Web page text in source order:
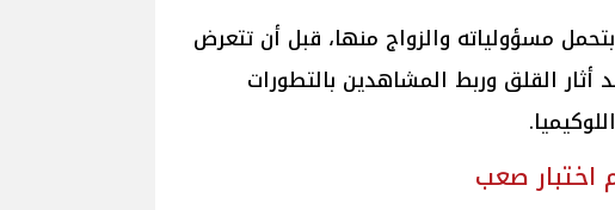
مسؤولياته والزواج منها، قبل أن تتعرض
القلق وربط المشاهدين بالتطورات
صعب